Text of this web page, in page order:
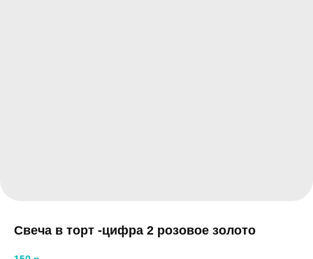
Свеча в торт -цифра 2 розовое золото